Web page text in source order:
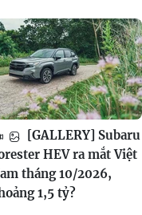
[GALLERY] Subaru
HEV ra mắt Việt
tháng 10/2026,
1,5 tỷ?